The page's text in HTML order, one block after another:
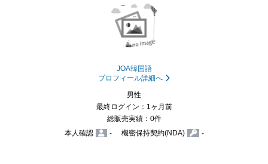
JOA韓国語
プロフィール詳細へ
男性
最終ログイン：1ヶ月前
総販売実績：0件
本人確認
- 機密保持契約(NDA) -